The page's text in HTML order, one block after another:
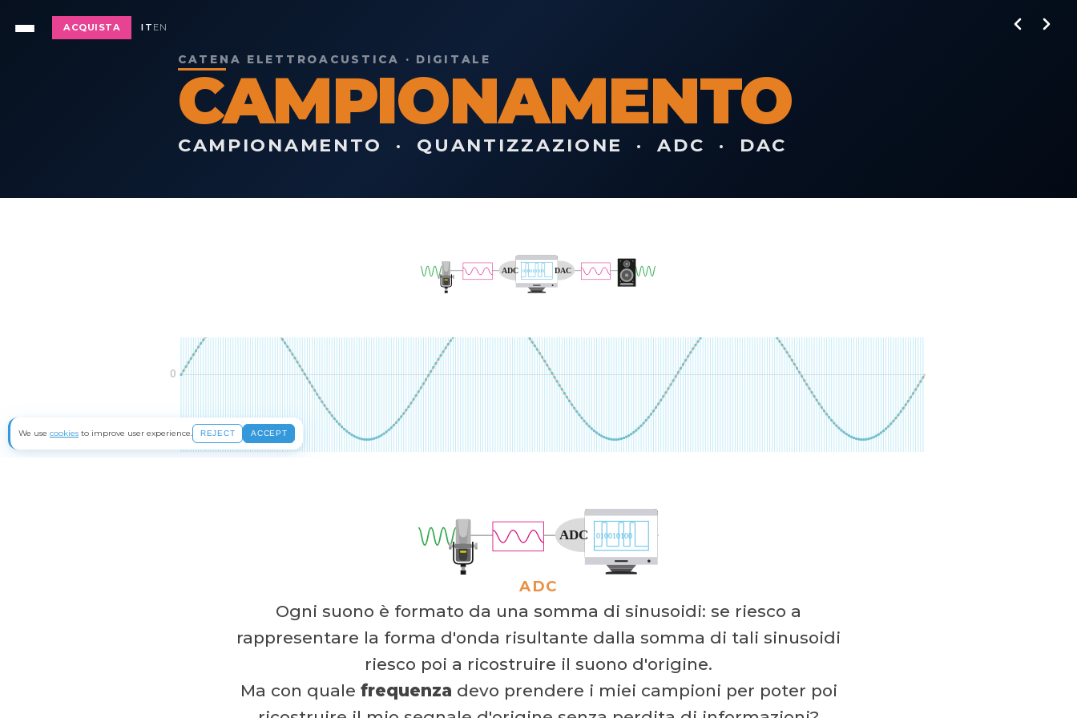
ACQUISTA IT EN
CATENA ELETTROACUSTICA · DIGITALE
CAMPIONAMENTO
CAMPIONAMENTO · QUANTIZZAZIONE · ADC · DAC
ADC
Ogni suono è formato da una somma di sinusoidi: se riesco a
rappresentare la forma d'onda risultante dalla somma di tali sinusoidi
riesco poi a ricostruire il suono d'origine.
Ma con quale frequenza devo prendere i miei campioni per poter poi